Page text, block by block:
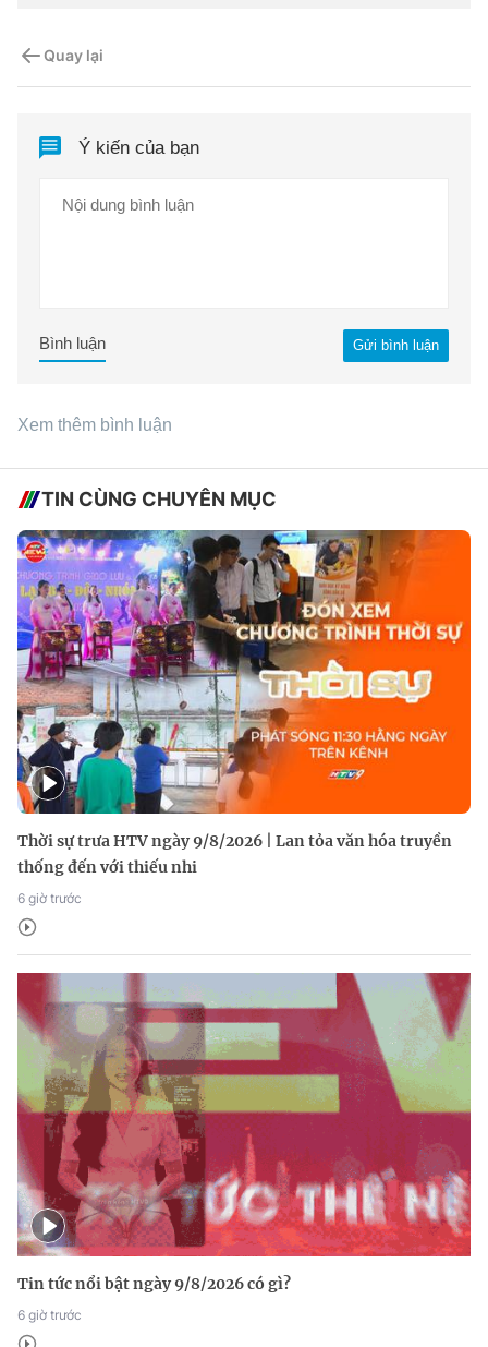
Quay lại
Ý kiến của bạn
Gửi bình luận
Bình luận
Xem thêm bình luận
TIN CÙNG CHUYÊN MỤC
Thời sự trưa HTV ngày 9/8/2026 | Lan tỏa văn hóa truyền
thống đến với thiếu nhi
6 giờ trước
Tin tức nổi bật ngày 9/8/2026 có gì?
6 giờ trước